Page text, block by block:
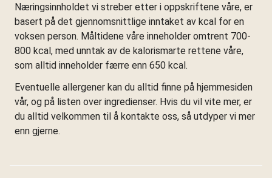
Næringsinnholdet vi streber etter i oppskriftene våre, er
basert på det gjennomsnittlige inntaket av kcal for en
voksen person. Måltidene våre inneholder omtrent 700-
800 kcal, med unntak av de kalorismarte rettene våre,
som alltid inneholder færre enn 650 kcal.
Eventuelle allergener kan du alltid finne på hjemmesiden
vår, og på listen over ingredienser. Hvis du vil vite mer, er
du alltid velkommen til å kontakte oss, så utdyper vi mer
enn gjerne.